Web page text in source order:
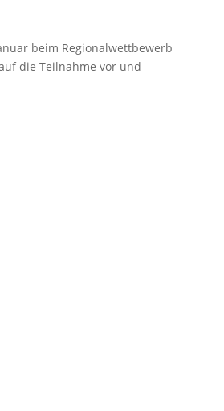
beim Regionalwettbewerb
die Teilnahme vor und